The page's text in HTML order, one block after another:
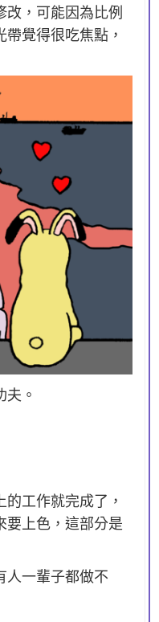
改，可能因為比例
覺得很吃焦點，
。
工作就完成了，
要上色，這部分是
人一輩子都做不